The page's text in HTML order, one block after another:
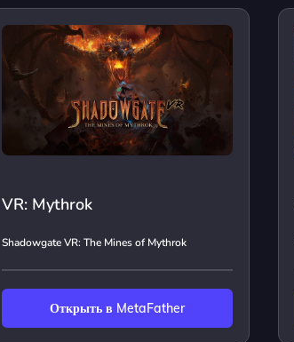
VR: Mythrok
Shadowgate VR: The Mines of Mythrok
Открыть в MetaFather